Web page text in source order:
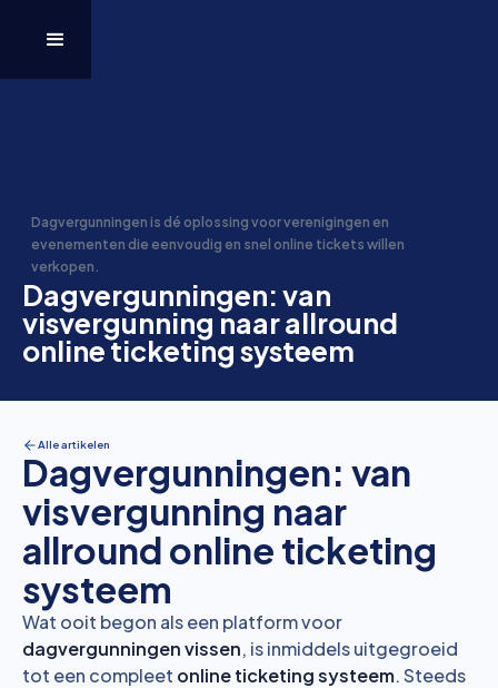
Dagvergunningen is dé oplossing voor verenigingen en
evenementen die eenvoudig en snel online tickets willen
verkopen.
Dagvergunningen: van
visvergunning naar allround
online ticketing systeem
Alle artikelen
Dagvergunningen: van
visvergunning naar
allround online ticketing
systeem
Wat ooit begon als een platform voor
dagvergunningen vissen, is inmiddels uitgegroeid
tot een compleet online ticketing systeem. Steeds